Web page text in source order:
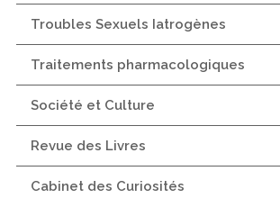
Troubles Sexuels Iatrogènes
Traitements pharmacologiques
Société et Culture
Revue des Livres
Cabinet des Curiosités